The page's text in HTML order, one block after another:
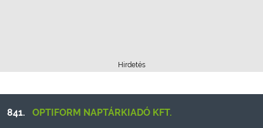
Hirdetés
841. OPTIFORM NAPTÁRKIADÓ KFT.